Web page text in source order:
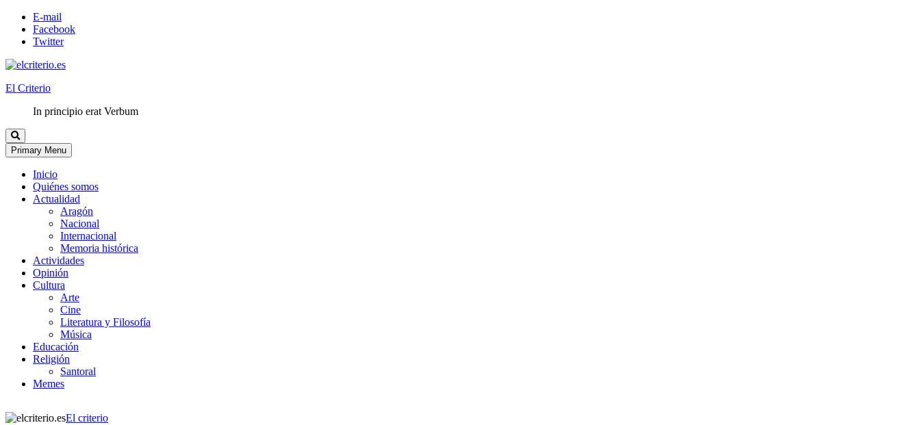
E-mail
Facebook
Twitter
El Criterio
In principio erat Verbum
Primary Menu
Inicio
Quiénes somos
Actualidad
Aragón
Nacional
Internacional
Memoria histórica
Actividades
Opinión
Cultura
Arte
Cine
Literatura y Filosofía
Música
Educación
Religión
Santoral
Memes
El criterio